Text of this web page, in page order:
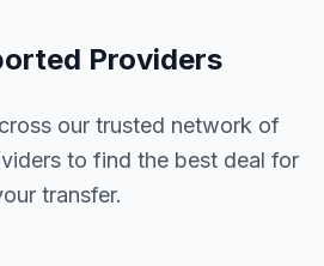
Providers
our trusted network of
to find the best deal for
transfer.